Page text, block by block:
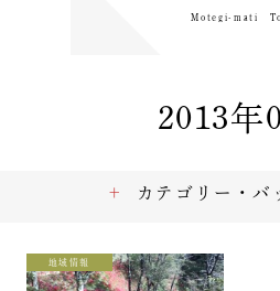
Motegi-mati
2013年
地域情報
カテゴリー・バ